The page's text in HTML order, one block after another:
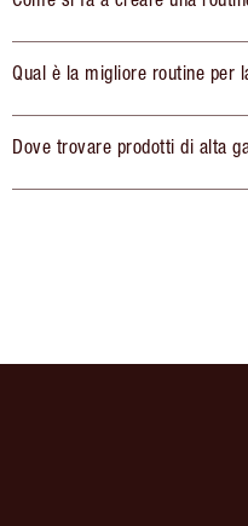
Qual è la migliore routine per
Dove trovare prodotti di alta